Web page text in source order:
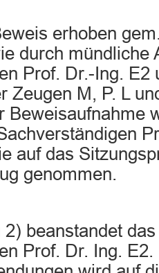
erhoben
durch mündliche
Prof. Dr.-Ing. E2
Zeugen M, P. L
Beweisaufnahme
auf das
genommen.
2) beanstandet
Prof. Dr. Ing.